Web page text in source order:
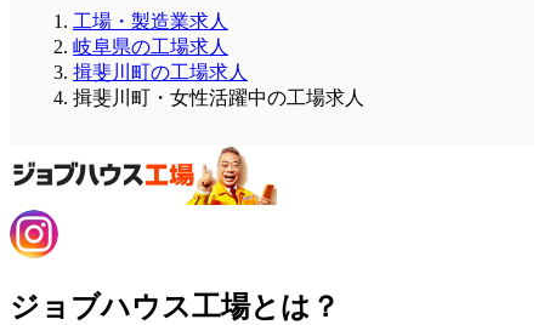
工場・製造業求人
岐阜県の工場求人
揖斐川町の工場求人
揖斐川町・女性活躍中の工場求人
ジョブハウス工場とは？